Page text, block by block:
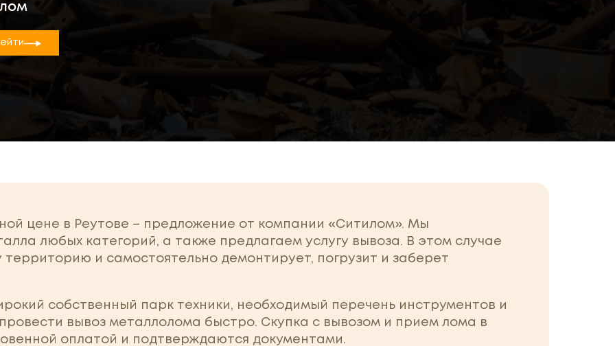
цене в Реутове – предложение от компании «Ситилом». Мы
любых категорий, а также предлагаем услугу вывоза. В этом случае
и самостоятельно демонтирует, погрузит и заберет
собственный парк техники, необходимый перечень инструментов и
вывоз металлолома быстро. Скупка с вывозом и прием лома в
оплатой и подтверждаются документами.